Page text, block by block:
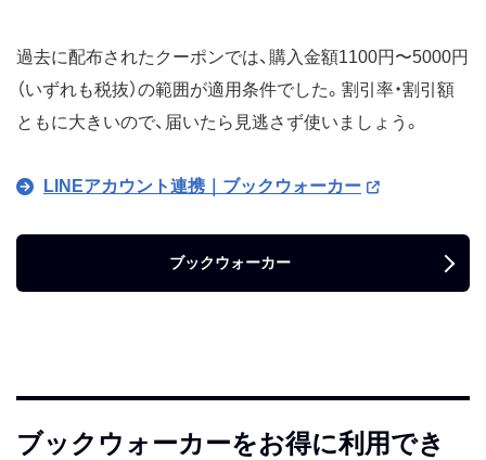
過去に配布されたクーポンでは、購入金額1100円〜5000円
（いずれも税抜）の範囲が適用条件でした。割引率・割引額
ともに大きいので、届いたら見逃さず使いましょう。
LINEアカウント連携｜ブックウォーカー
ブックウォーカー
ブックウォーカーをお得に利用でき